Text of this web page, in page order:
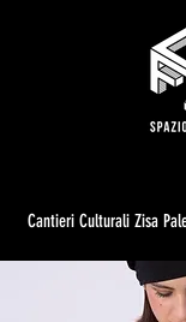
Cantieri Culturali Zisa